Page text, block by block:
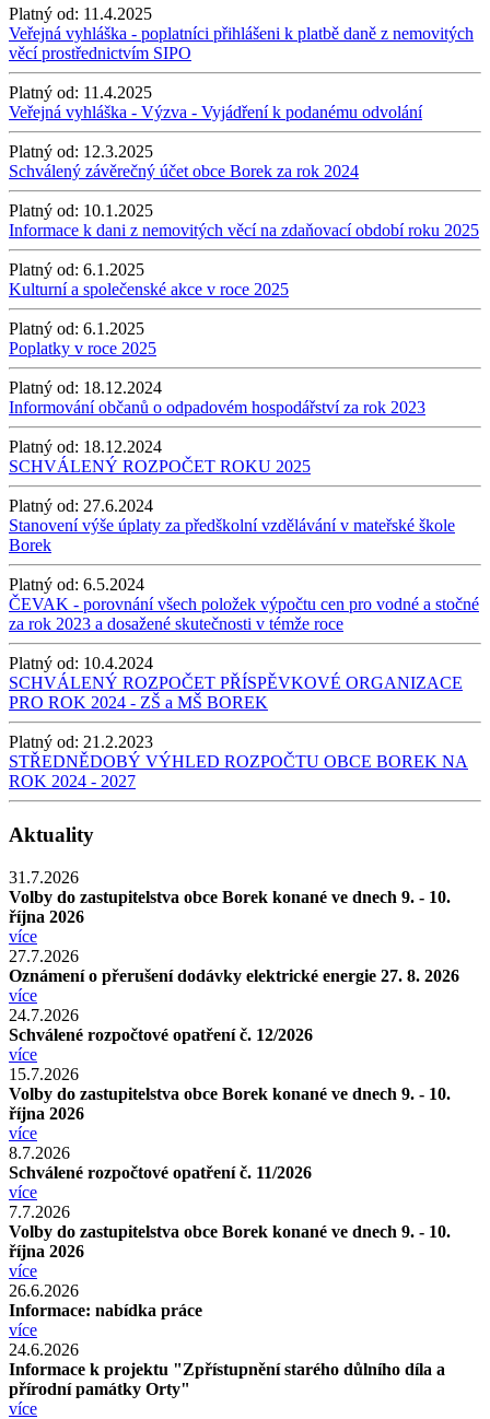
Platný od: 11.4.2025
Veřejná vyhláška - poplatníci přihlášeni k platbě daně z nemovitých
věcí prostřednictvím SIPO
Platný od: 11.4.2025
Veřejná vyhláška - Výzva - Vyjádření k podanému odvolání
Platný od: 12.3.2025
Schválený závěrečný účet obce Borek za rok 2024
Platný od: 10.1.2025
Informace k dani z nemovitých věcí na zdaňovací období roku 2025
Platný od: 6.1.2025
Kulturní a společenské akce v roce 2025
Platný od: 6.1.2025
Poplatky v roce 2025
Platný od: 18.12.2024
Informování občanů o odpadovém hospodářství za rok 2023
Platný od: 18.12.2024
SCHVÁLENÝ ROZPOČET ROKU 2025
Platný od: 27.6.2024
Stanovení výše úplaty za předškolní vzdělávání v mateřské škole
Borek
Platný od: 6.5.2024
ČEVAK - porovnání všech položek výpočtu cen pro vodné a stočné
za rok 2023 a dosažené skutečnosti v témže roce
Platný od: 10.4.2024
SCHVÁLENÝ ROZPOČET PŘÍSPĚVKOVÉ ORGANIZACE
PRO ROK 2024 - ZŠ a MŠ BOREK
Platný od: 21.2.2023
STŘEDNĚDOBÝ VÝHLED ROZPOČTU OBCE BOREK NA
ROK 2024 - 2027
Aktuality
31.7.2026
Volby do zastupitelstva obce Borek konané ve dnech 9. - 10.
října 2026
více
27.7.2026
Oznámení o přerušení dodávky elektrické energie 27. 8. 2026
více
24.7.2026
Schválené rozpočtové opatření č. 12/2026
více
15.7.2026
Volby do zastupitelstva obce Borek konané ve dnech 9. - 10.
října 2026
více
8.7.2026
Schválené rozpočtové opatření č. 11/2026
více
7.7.2026
Volby do zastupitelstva obce Borek konané ve dnech 9. - 10.
října 2026
více
26.6.2026
Informace: nabídka práce
více
24.6.2026
Informace k projektu "Zpřístupnění starého důlního díla a
přírodní památky Orty"
více